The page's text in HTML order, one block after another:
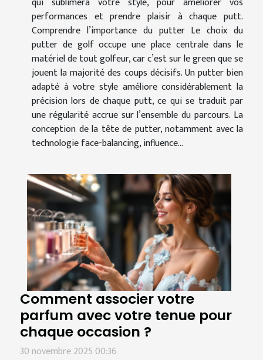
performances et prendre plaisir à chaque putt.
Comprendre l’importance du putter Le choix du
putter de golf occupe une place centrale dans le
matériel de tout golfeur, car c’est sur le green que se
jouent la majorité des coups décisifs. Un putter bien
adapté à votre style améliore considérablement la
précision lors de chaque putt, ce qui se traduit par
une régularité accrue sur l’ensemble du parcours. La
conception de la tête de putter, notamment avec la
technologie face-balancing, influence...
Comment associer votre
parfum avec votre tenue pour
chaque occasion ?
30 novembre 2025 00:36